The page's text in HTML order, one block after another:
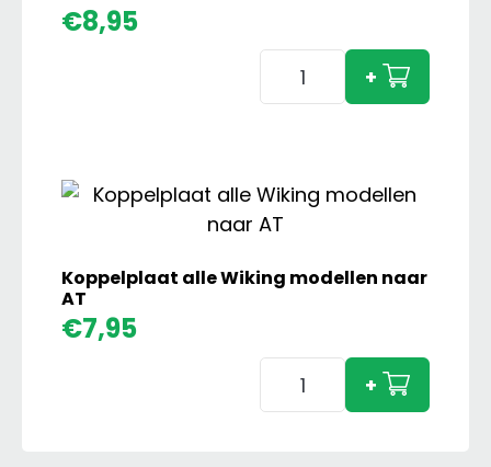
€8,95
Adapter
Grijs
aantal
+
Koppelplaat alle Wiking modellen naar
AT
€7,95
Koppelplaat+